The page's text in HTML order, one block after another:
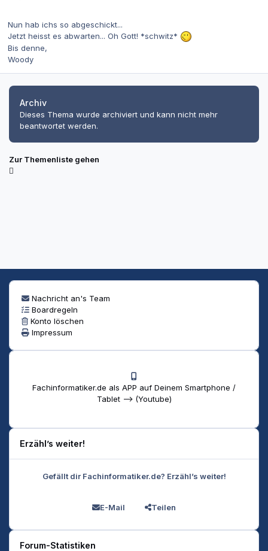
Nun hab ichs so abgeschickt...
Jetzt heisst es abwarten... Oh Gott! *schwitz*
Bis denne,
Woody
Archiv
Dieses Thema wurde archiviert und kann nicht mehr
beantwortet werden.
Zur Themenliste gehen
Nachricht an's Team
Boardregeln
Konto löschen
Impressum
Fachinformatiker.de als APP auf Deinem Smartphone /
Tablet --> (Youtube)
Erzähl’s weiter!
Gefällt dir Fachinformatiker.de? Erzähl’s weiter!
E-Mail Teilen
Forum-Statistiken